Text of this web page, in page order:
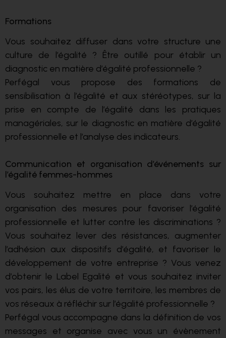
Formations
Vous souhaitez diffuser dans votre structure une
culture de l’égalité ? Être outillé pour établir un
diagnostic en matière d’égalité professionnelle ?
Perfégal vous propose des formations de
sensibilisation à l’égalité et aux stéréotypes, sur la
prise en compte de l’égalité dans les pratiques
managériales, sur le diagnostic en matière d’égalité
professionnelle et l’analyse des indicateurs.
Communication et organisation d’événements sur
l’égalité femmes-hommes
Vous souhaitez mettre en place dans votre
organisation des mesures pour favoriser l’égalité
professionnelle et lutter contre les discriminations ?
Vous souhaitez lever des résistances, augmenter
l’adhésion aux dispositifs d’égalité, et favoriser le
développement de votre entreprise ? Vous venez
d’obtenir le Label Egalité et vous souhaitez inviter
vos pairs, les élus de votre territoire, les membres de
vos réseaux à réfléchir sur l’égalité professionnelle ?
Perfégal vous accompagne dans la définition de vos
messages et organise avec vous un évènement